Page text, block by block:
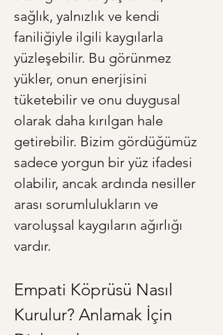
sağlık, yalnızlık ve kendi
faniliğiyle ilgili kaygılarla
yüzleşebilir. Bu görünmez
yükler, onun enerjisini
tüketebilir ve onu duygusal
olarak daha kırılgan hale
getirebilir. Bizim gördüğümüz
sadece yorgun bir yüz ifadesi
olabilir, ancak ardında nesiller
arası sorumlulukların ve
varoluşsal kaygıların ağırlığı
vardır.
Empati Köprüsü Nasıl
Kurulur? Anlamak İçin